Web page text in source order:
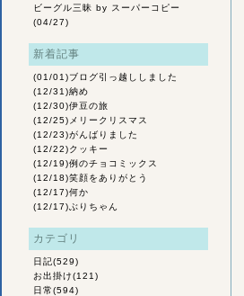
ビーグル三昧 by スーパーコピー
(04/27)
新着記事
(01/01)ブログ引っ越ししました
(12/31)納め
(12/30)伊豆の旅
(12/25) メリークリスマス
(12/23)がんばりました
(12/22)クッキー
(12/19)例のチョコミックス
(12/18)笑顔をありがとう
(12/17)何か
(12/17) ぶりちゃん
カテゴリ
日記(529)
お出掛け(121)
日常(594)